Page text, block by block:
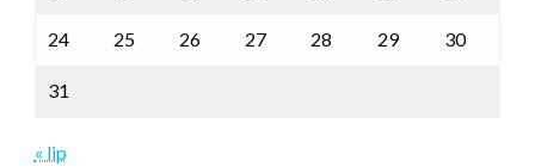
24 25 26 27 28 29 30
31
« lip